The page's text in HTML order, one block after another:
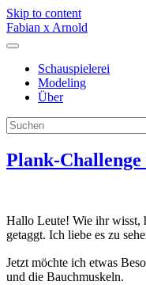
Skip to content
Fabian x Arnold
Schauspielerei
Modeling
Über
Plank-
Hallo Leute! Wie ihr wisst,
getaggt. Ich liebe es zu
Jetzt möchte ich etwas
und die Bauchmuskeln.